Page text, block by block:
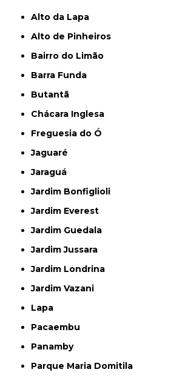
Alto da Lapa
Alto de Pinheiros
Bairro do Limão
Barra Funda
Butantã
Chácara Inglesa
Freguesia do Ó
Jaguaré
Jaraguá
Jardim Bonfiglioli
Jardim Everest
Jardim Guedala
Jardim Jussara
Jardim Londrina
Jardim Vazani
Lapa
Pacaembu
Panamby
Parque Maria Domitila